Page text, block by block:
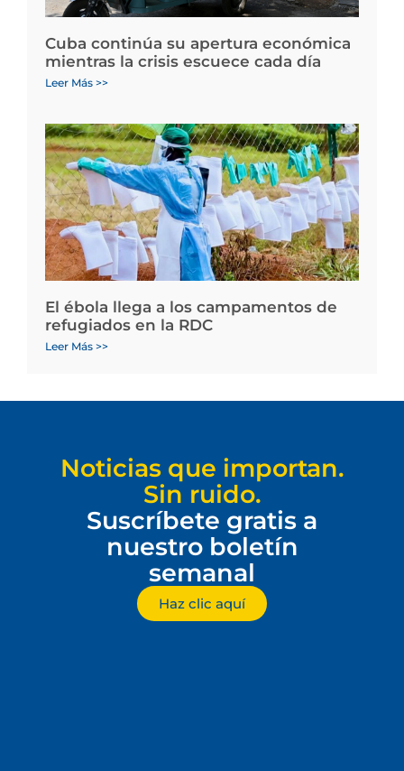
Cuba continúa su apertura económica
mientras la crisis escuece cada día
Leer Más >>
El ébola llega a los campamentos de
refugiados en la RDC
Leer Más >>
Noticias que importan.
Sin ruido.
Suscríbete gratis a
nuestro boletín
semanal
Haz clic aquí